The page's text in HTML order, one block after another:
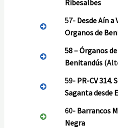
Ribesalbes
57- Desde Aín a
Organos de
58 –Órganos de
Benitandús
59- PR-CV 314.
Saganta desde
60- Barrancos
Negra